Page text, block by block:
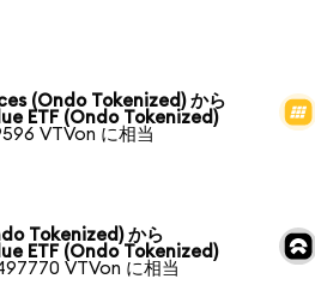
(Ondo Tokenized) から
ETF (Ondo Tokenized)
VTVon に相当
Tokenized) から
ETF (Ondo Tokenized)
VTVon に相当